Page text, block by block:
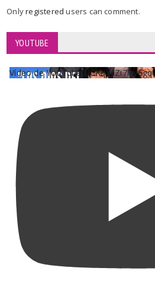
Onlyregisteredusers can comment.
YOUTUBE
Vídeo de YouTube